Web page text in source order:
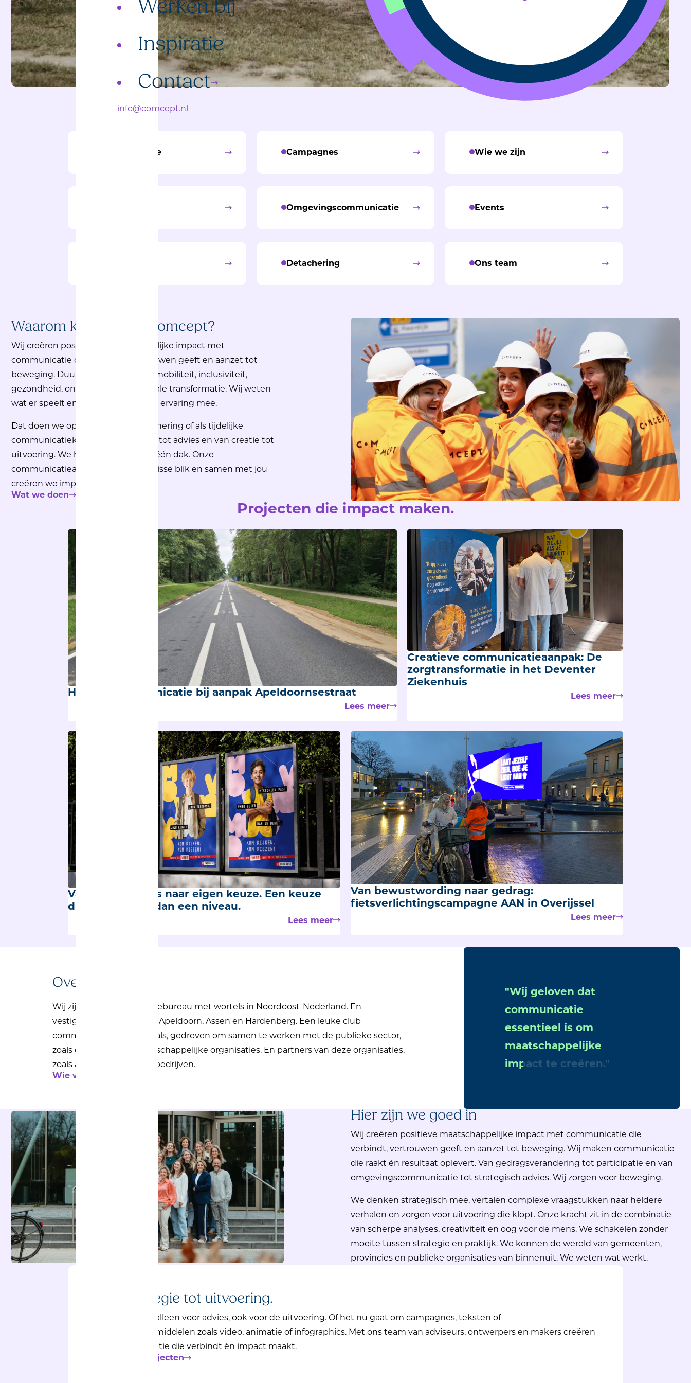
Werken bij
Inspiratie
Contact
info@comcept.nl
Communicatie Campagnes Wie we zijn
Omgevingscommunicatie Events
Detachering Ons team
Waarom kiezen voor Comcept?
Wij creëren positieve maatschappelijke impact met
communicatie die verbindt, vertrouwen geeft en aanzet tot
beweging. Duurzaamheid, wonen, mobiliteit, inclusiviteit,
gezondheid, ondermijning en digitale transformatie. Wij weten
wat er speelt en brengen kennis en ervaring mee.
Dat doen we op projectbasis, detachering of als tijdelijke
communicatiekracht
. Van strategie tot advies en van creatie tot
uitvoering. We hebben alles onder één dak. Onze
communicatieadviseurs
zijn jouw frisse blik en samen met jou
creëren we impact.
Wat we doen
Projecten die impact maken.
Heldere communicatie bij aanpak Apeldoornsestraat
Lees meer
Creatieve communicatieaanpak: De
zorgtransformatie in het Deventer
Ziekenhuis
Lees meer
Van schooladvies naar eigen keuze. Een keuze
die verder gaat dan een niveau.
Lees meer
Van bewustwording naar gedrag:
fietsverlichtingscampagne AAN in Overijssel
Lees meer
Over ons
Wij zijn een communicatiebureau met wortels in Noordoost-Nederland. En
vestigingen in Enschede, Apeldoorn, Assen en Hardenberg. Een leuke club
communicatieprofessionals, gedreven om samen te werken met de publieke sector,
zoals overheden en maatschappelijke organisaties. En partners van deze organisaties,
zoals aannemers en infrabedrijven.
Wie we zijn
Wij geloven dat
communicatie
essentieel is om
maatschappelijke
impact te creëren.
Hier zijn we goed in
Wij creëren positieve maatschappelijke impact met communicatie die
verbindt, vertrouwen geeft en aanzet tot beweging. Wij maken communicatie
die raakt én resultaat oplevert. Van gedragsverandering tot participatie en van
omgevingscommunicatie tot strategisch advies. Wij zorgen voor beweging.
We denken strategisch mee, vertalen complexe vraagstukken naar heldere
verhalen en zorgen voor uitvoering die klopt. Onze kracht zit in de combinatie
van scherpe analyses, creativiteit en oog voor de mens. We schakelen zonder
moeite tussen strategie en praktijk. We kennen de wereld van gemeenten,
provincies en publieke organisaties van binnenuit. We weten wat werkt.
Van strategie tot uitvoering.
We zijn er niet alleen voor advies, ook voor de uitvoering. Of het nu gaat om campagnes, teksten of
communicatiemiddelen zoals video, animatie of infographics. Met ons team van adviseurs, ontwerpers en makers creëren
we communicatie die verbindt én impact maakt.
Bekijk alle projecten